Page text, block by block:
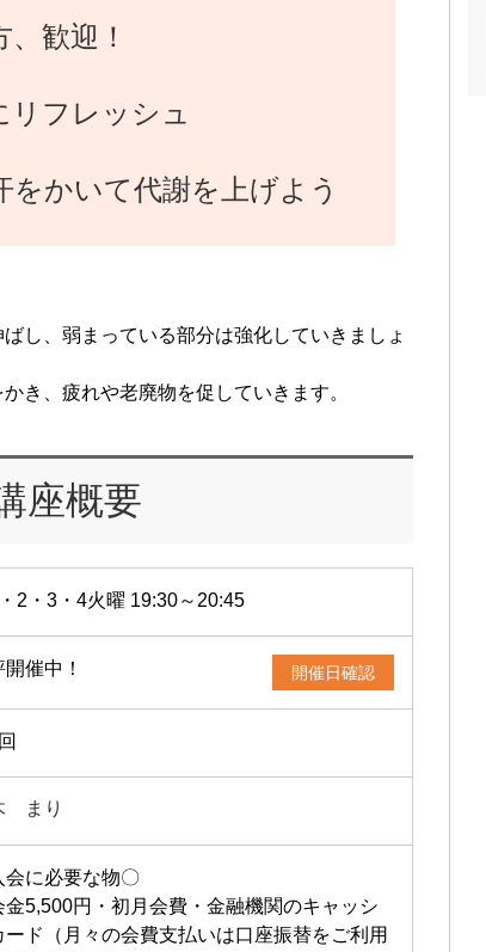
歓迎！
リフレッシュ
をかいて代謝を上げよう
し、弱まっている部分は強化していきましょ
き、疲れや老廃物を促していきます。
座概要
2・3・4火曜 19:30～20:45
催中！ 開催日確認
まり
会に必要な物〇
金5,500円・初月会費・金融機関のキャッシ
ード（月々の会費支払いは口座振替をご利用